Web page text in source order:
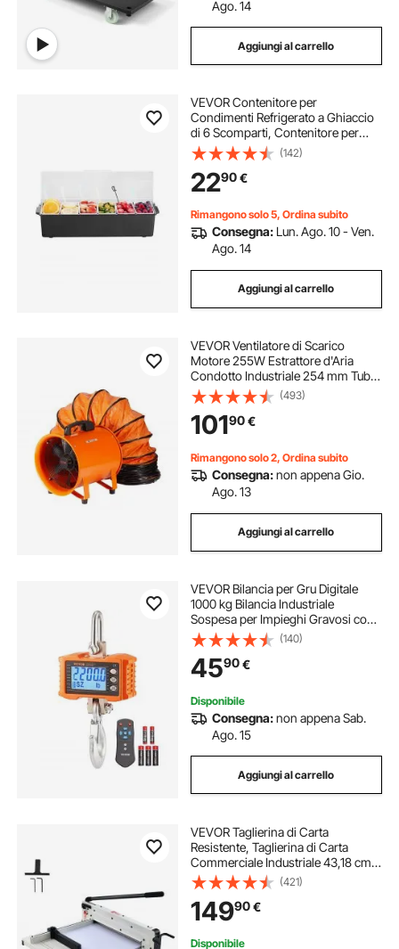
Ago. 14
Aggiungi al carrello
VEVOR Contenitore per
Condimenti Refrigerato a Ghiaccio
di 6 Scomparti, Contenitore per
Condimenti da Cucina Vassoio per
Guarnizioni Refrigerato con
Coperchio per Bar Ristorante
Catering
(142)
2290€
Rimangono solo 5, Ordina subito
Consegna: Lun. Ago. 10 - Ven.
Ago. 14
Aggiungi al carrello
VEVOR Ventilatore di Scarico
Motore 255W Estrattore d'Aria
Condotto Industriale 254 mm Tubo
di Scarico 5m Volume d'Aria 1720
CFM Ventilatore di Scarico per
Estrarre Fumo Velocità 2830
giri/min
(493)
10190€
Rimangono solo 2, Ordina subito
Consegna:non appena Gio.
Ago. 13
Aggiungi al carrello
VEVOR Bilancia per Gru Digitale
1000 kg Bilancia Industriale
Sospesa per Impieghi Gravosi con
Telecomando, Cassa in Alluminio
Pressofuso e Schermo LCD, Alta
Precisione per Edilizia, Caccia,
Arancione
(140)
4590€
Disponibile
Consegna:non appena Sab.
Ago. 15
Aggiungi al carrello
VEVOR Taglierina di Carta
Resistente, Taglierina di Carta
Commerciale Industriale 43,18 cm
per Carta A3, Capacità di 400 Fogli,
Costruzione in Acciaio Solido,
(421)
14990€
Disponibile